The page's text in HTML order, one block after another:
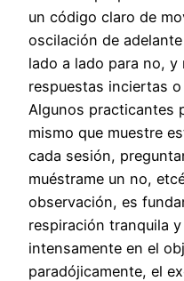
un código claro de
oscilación de
lado a lado para no,
respuestas inciertas
Algunos practicantes
mismo que muestre
cada sesión,
muéstrame un no,
observación, es
respiración tranquila
intensamente en el
paradójicamente, el